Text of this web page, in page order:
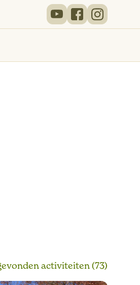
activiteiten(73)